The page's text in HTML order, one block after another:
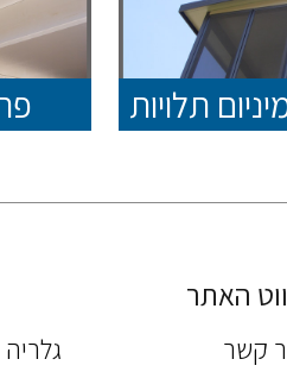
תלויות
האתר
קשר
גלריה